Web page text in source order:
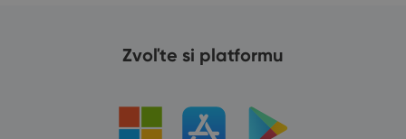
Zvoľte si platformu